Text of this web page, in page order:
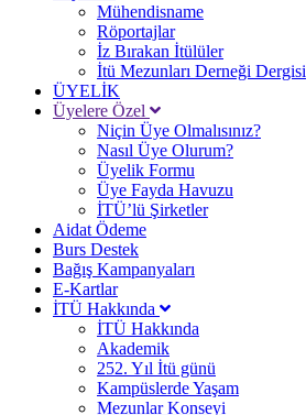
Mühendisname
Röportajlar
İz Bırakan İtülüler
İtü Mezunları Derneği Dergisi
ÜYELİK
Üyelere Özel
Niçin Üye Olmalısınız?
Nasıl Üye Olurum?
Üyelik Formu
Üye Fayda Havuzu
İTÜ’lü Şirketler
Aidat Ödeme
Burs Destek
Bağış Kampanyaları
E-Kartlar
İTÜ Hakkında
İTÜ Hakkında
Akademik
252. Yıl İtü günü
Kampüslerde Yaşam
Mezunlar Konseyi